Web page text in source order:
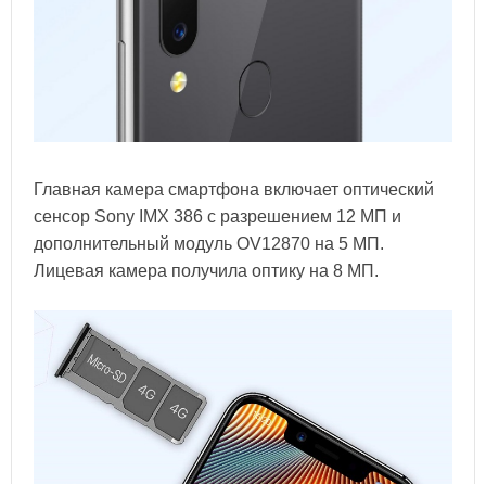
Главная камера смартфона включает оптический
сенсор Sony IMX 386 с разрешением 12 МП и
дополнительный модуль OV12870 на 5 МП.
Лицевая камера получила оптику на 8 МП.